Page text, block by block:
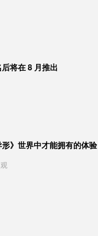
将在 8 月推出
》世界中才能拥有的体验